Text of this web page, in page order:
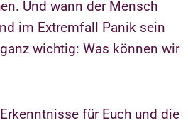
Und wann der Mensch
im Extremfall Panik sein
wichtig: Was können wir
für Euch und die